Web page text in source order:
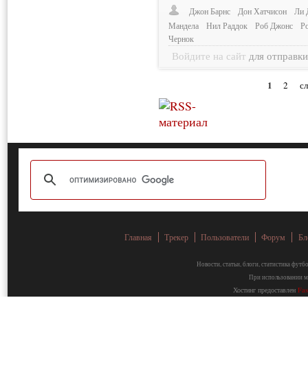
Джон Барнс Дон Хатчисон
Ли
Мандела
Нил Раддок Роб Джонс
Чернок
Войдите на сайт для
1 2
Главная Трекер Пользователи Форум
Новости, статьи, блоги, статистика
При использовании
Хостинг предоставлен